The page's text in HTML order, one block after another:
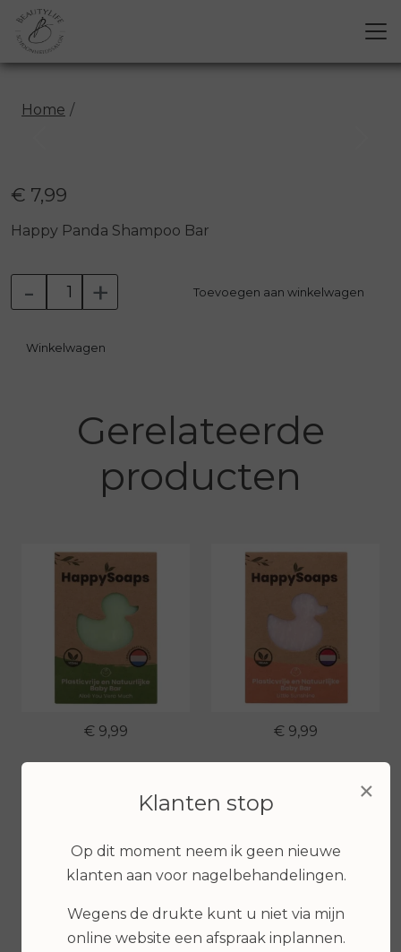
Home
€ 7,99
Happy Panda Shampoo Bar
- + Toevoegen aan winkelwagen
Winkelwagen
Gerelateerde
producten
€ 9,99 € 9,99
×
Klanten stop
Op dit moment neem ik geen nieuwe
klanten aan voor nagelbehandelingen.
Wegens de drukte kunt u niet via mijn
online website een afspraak inplannen.